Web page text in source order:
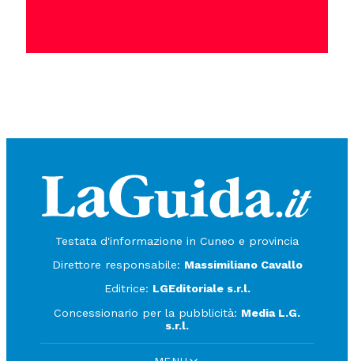
Testata d'informazione in Cuneo e provincia
Direttore responsabile: Massimiliano Cavallo
Editrice: LGEditoriale s.r.l.
Concessionario per la pubblicità: Media L.G.
s.r.l.